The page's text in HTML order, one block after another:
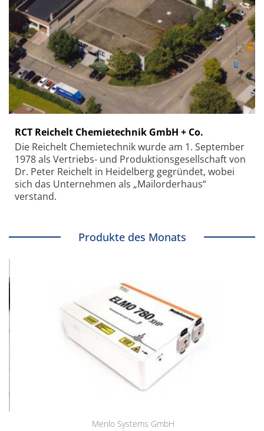
RCT Reichelt Chemietechnik GmbH + Co.
Die Reichelt Chemietechnik wurde am 1. September
1978 als Vertriebs- und Produktionsgesellschaft von
Dr. Peter Reichelt in Heidelberg gegründet, wobei
sich das Unternehmen als „Mailorderhaus“
verstand.
Produkte des Monats
Menlo Systems GmbH